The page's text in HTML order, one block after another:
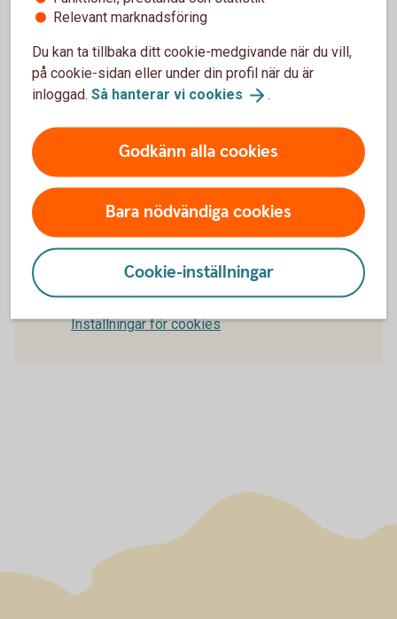
Om premierna inte betalas i tid skickas en
påminnelsen, skickas en andra påminnelsefaktura. I
samband med detta informeras även den försäkrade om de
obetalda premierna. Om ingen betalning sker efter andra
upphör att gälla. Detta gäller oavsett vilket
betalningsalternativ ditt företag har valt.
För att se detta innehåll behöver du först
godkänna cookies för Funktioner, prestanda
Inställningar för cookies
Relevant marknadsföring
Du kan ta tillbaka ditt cookie-medgivande när du vill,
på cookie-sidan eller under din profil när du är
inloggad. Så hanterar vi cookies .
Godkänn alla cookies
Bara nödvändiga cookies
Cookie-inställningar